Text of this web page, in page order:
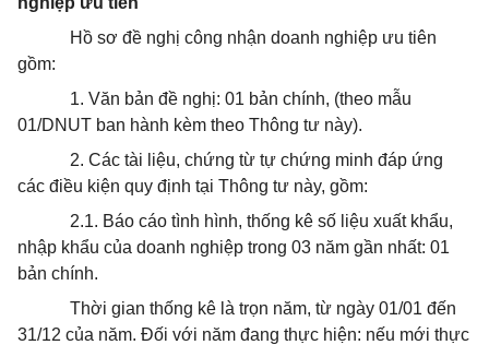
Hồ sơ đề nghị công nhận doanh nghiệp ưu tiên
gồm:
1. Văn bản đề nghị: 01 bản chính, (theo mẫu
01/DNUT ban hành kèm theo Thông tư này).
2. Các tài liệu, chứng từ tự chứng minh đáp ứng
các điều kiện quy định tại Thông tư này, gồm:
2.1. Báo cáo tình hình, thống kê số liệu xuất khẩu,
nhập khẩu của doanh nghiệp trong 03 năm gần nhất: 01
bản chính.
Thời gian thống kê là trọn năm, từ ngày 01/01 đến
31/12 của năm. Đối với năm đang thực hiện: nếu mới thực